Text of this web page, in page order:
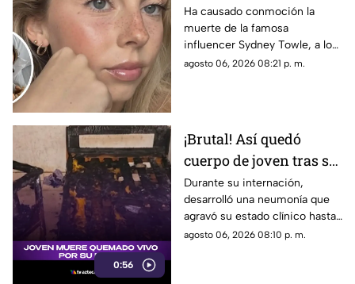
luchar contra INUSUAL
enfermedad
Ha causado conmoción la
muerte de la famosa
influencer Sydney Towle, a los
26 años, tras varios años de
agosto 06, 2026 08:21 p. m.
0:56
¡Brutal! Así quedó
cuerpo de joven tras ser
QUEMADO vivo por su
novia [VIDEO]
Durante su internación,
desarrolló una neumonía que
agravó su estado clínico hasta
que finalmente, falleció tras
agosto 06, 2026 08:10 p. m.